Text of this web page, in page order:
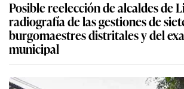
Posible reelección de alcaldes de
radiografía de las gestiones de
burgomaestres distritales y del
municipal